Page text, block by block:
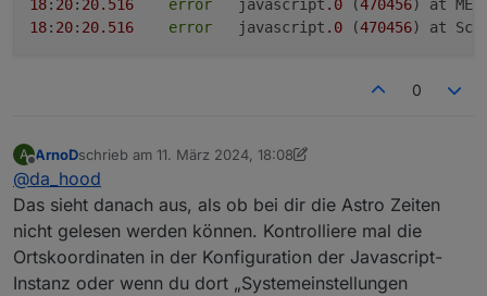
18: 20: 20.516 error
	javascript
.0 (470456) at
18: 20: 20.516 error
	javascript
.0 (470456) at
0
A
Offline
ArnoDschrieb am 11. März 2024, 18:08
zuletzt editiert von ArnoD 3. Nov. 2024, 20:05
@da_hood
Das sieht danach aus, als ob bei dir die Astro Zeiten
nicht gelesen werden können. Kontrolliere mal die
Ortskoordinaten in der Konfiguration der Javascript-
Instanz oder wenn du dort „Systemeinstellungen